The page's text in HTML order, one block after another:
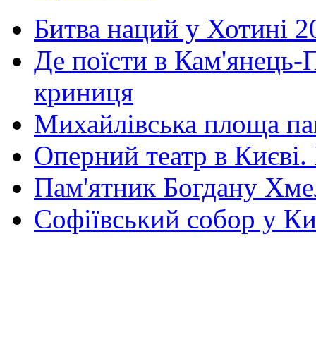
Битва наций у Хотині
Де поїсти в Кам'янець-
криниця
Михайлівська площа
Оперний театр в
Пам'ятник Богдану
Софіївський собор у